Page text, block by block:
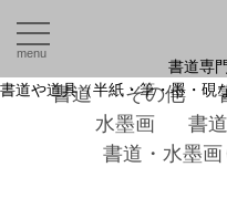
menu
書道専
書道や道具（半紙・筆・墨・硯
書道 その他
水墨画
書
書道・水墨画